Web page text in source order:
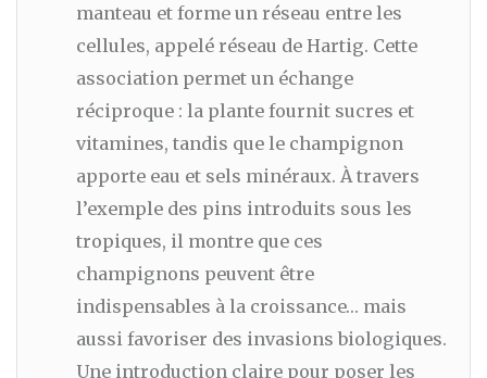
manteau et forme un réseau entre les
cellules, appelé réseau de Hartig. Cette
association permet un échange
réciproque : la plante fournit sucres et
vitamines, tandis que le champignon
apporte eau et sels minéraux. À travers
l’exemple des pins introduits sous les
tropiques, il montre que ces
champignons peuvent être
indispensables à la croissance… mais
aussi favoriser des invasions biologiques.
Une introduction claire pour poser les